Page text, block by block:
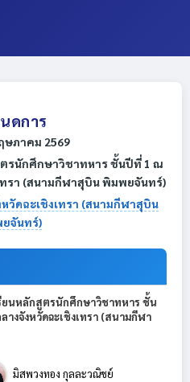
ดการ
ษภาคม 2569
รนักศึกษาวิชาทหาร ชั้นปีที่ 1 ณ
รา (สนามกีฬาสุบิน พิมพยจันทร์)
วัดฉะเชิงเทรา (สนามกีฬาสุบิน
จันทร์)
ยนหลักสูตรนักศึกษาวิชาทหาร ชั้น
งจังหวัดฉะเชิงเทรา (สนามกีฬา
มิสพวงทอง กุลละวณิชย์